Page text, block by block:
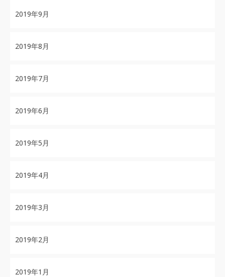
2019年9月
2019年8月
2019年7月
2019年6月
2019年5月
2019年4月
2019年3月
2019年2月
2019年1月